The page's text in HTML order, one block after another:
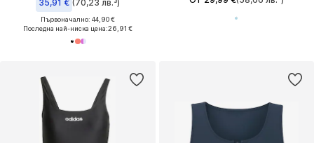
35,91 € (70,23 лв.³)
Първоначално: 44,90 €
Последна най-ниска цена:26,91 €